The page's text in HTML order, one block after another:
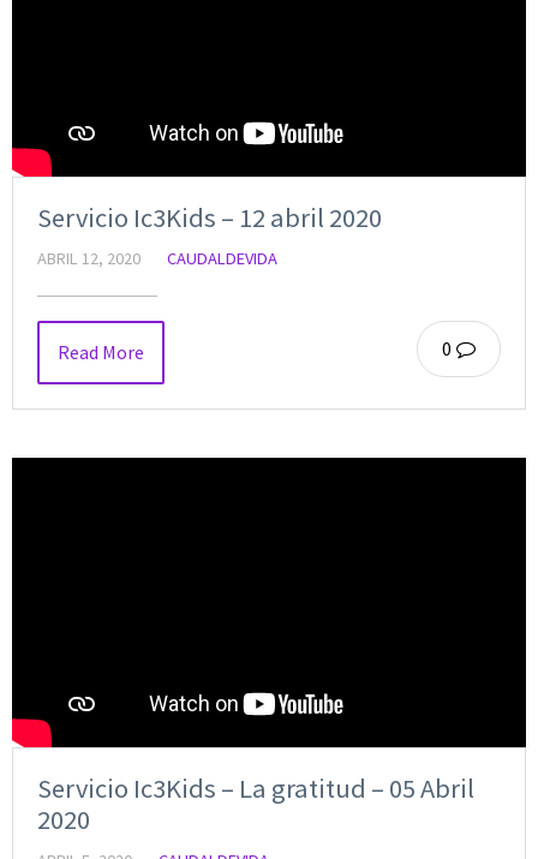
Servicio Ic3Kids – 12 abril 2020
ABRIL 12, 2020 CAUDALDEVIDA
0
Read More
Servicio Ic3Kids – La gratitud – 05 Abril
2020